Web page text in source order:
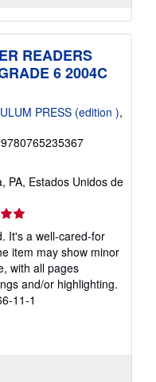
READERS
6 2004C
PRESS (edition ),
PA, Estados Unidos de
It's a well-cared-for
item may show minor
with all pages
and/or highlighting.
11-1